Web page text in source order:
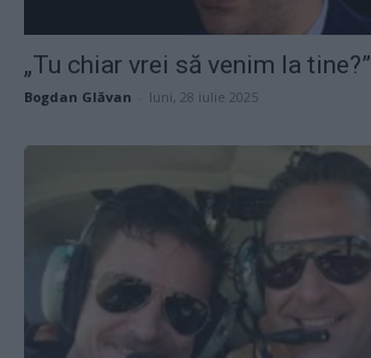
„Tu chiar vrei să venim la tine?”
Bogdan Glăvan luni, 28 iulie 2025